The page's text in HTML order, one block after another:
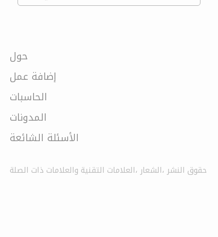
حول
إضافة عمل
الحاسبات
المدونات
الأسئلة الشائعة
حقوق النشر ،الشعار ،العلامات التقنية والعلامات ذات الصلة